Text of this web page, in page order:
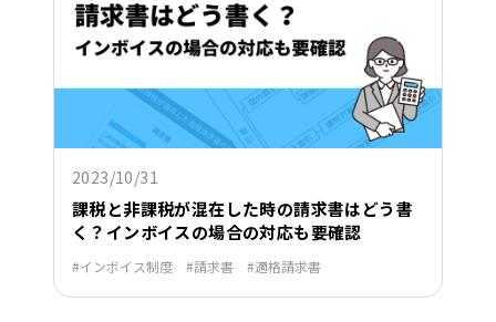
2023/10/31
課税と非課税が混在した時の請求書はどう書
く？インボイスの場合の対応も要確認
インボイス制度 請求書 適格請求書